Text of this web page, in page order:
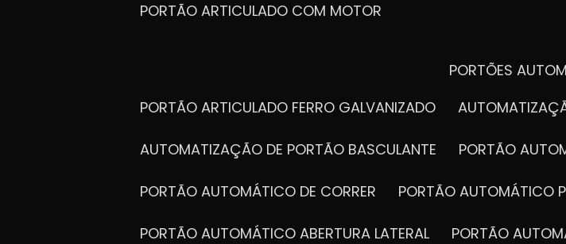
PORTÃO ARTICULADO COM MOTOR
PORTÕES
PORTÃO ARTICULADO FERRO GALVANIZADO
AUTOMATIZAÇÃO DE PORTÃO BASCULANTE PORTÃO
PORTÃO AUTOMÁTICO DE CORRER PORTÃO AUTOMÁTICO
PORTÃO AUTOMÁTICO ABERTURA LATERAL PORTÃO